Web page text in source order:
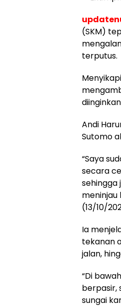
(SKM)
terputus.
Andi
Sutomo
“Saya
secara
sehingga
meninjau
(13/10/
Ia
tekanan
jalan,
“Di
berpasir,
sungai